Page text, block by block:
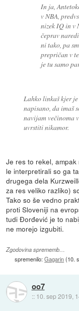
In ja,
v NBA,
nizek IQ in v
čeprav
ni tako, pa
prepričan v
je tu samo
Lahko linkaš kjer je
napisano, da imaš
navijam večinoma
uvrstiti nikamor.
Je res to rekel,
le interpretirali so ga
drugega dela
za res veliko razliko)
Tako so še vedno
proti Sloveniji na
tudi Đorđević je to
ne morejo izgubiti.
Zgodovina sprememb…
spremenilo:Gagarin(10.
oo7
:: 10. sep 2019,